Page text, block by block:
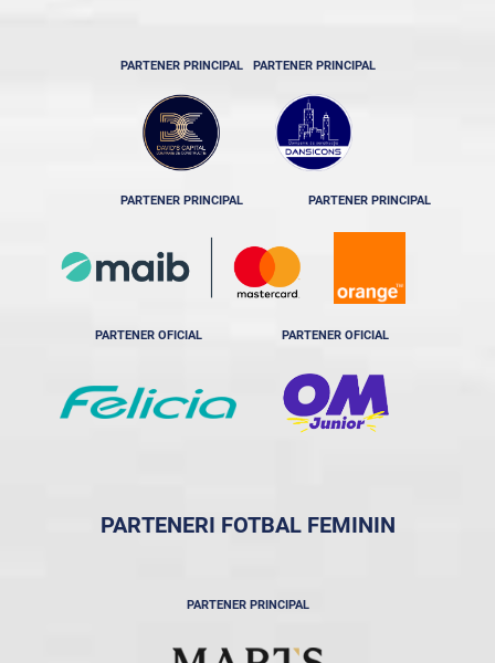
PARTENER PRINCIPAL PARTENER PRINCIPAL
PARTENER PRINCIPAL PARTENER PRINCIPAL
PARTENER OFICIAL PARTENER OFICIAL
PARTENERI FOTBAL FEMININ
PARTENER PRINCIPAL